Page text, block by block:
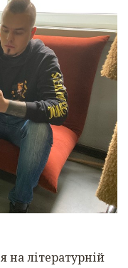
на літературній